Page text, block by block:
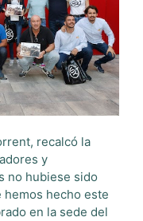
recalcó la
y
no hubiese sido
hecho este
en la sede del